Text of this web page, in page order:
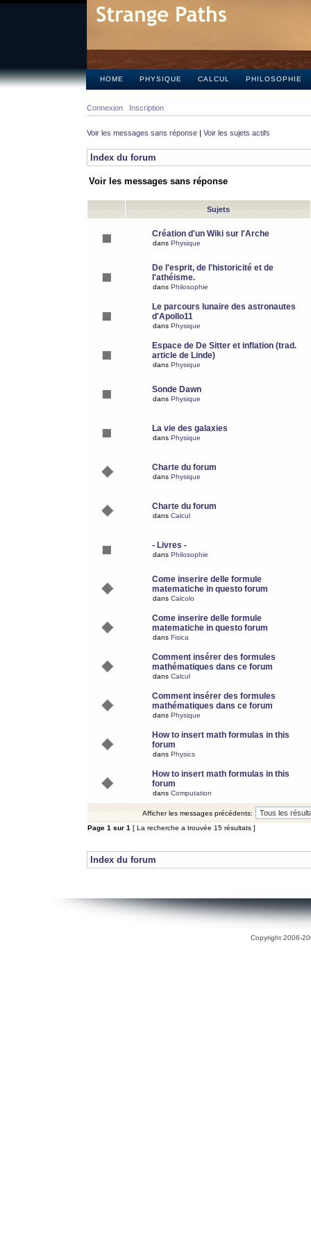
HOME PHYSIQUE CALCUL PHILOSOPHIE
Connexion Inscription
Voir les messages sans réponse | Voir les sujets actifs
Index du forum
Voir les messages sans réponse
Sujets
Création d'un Wiki sur l'Arche
dans Physique
De l'esprit, de l'historicité et de
l'athéisme.
dans Philosophie
Le parcours lunaire des astronautes
d'Apollo11
dans Physique
Espace de De Sitter et inflation (trad.
article de Linde)
dans Physique
Sonde Dawn
dans Physique
La vie des galaxies
dans Physique
Charte du forum
dans Physique
Charte du forum
dans Calcul
- Livres -
dans Philosophie
Come inserire delle formule
matematiche in questo forum
dans Calcolo
Come inserire delle formule
matematiche in questo forum
dans Fisica
Comment insérer des formules
mathématiques dans ce forum
dans Calcul
Comment insérer des formules
mathématiques dans ce forum
dans Physique
How to insert math formulas in this
forum
dans Physics
How to insert math formulas in this
forum
dans Computation
Afficher les messages précédents:
Page 1 sur 1 [ La recherche a trouvée 15 résultats ]
Index du forum
Copyright 2006-